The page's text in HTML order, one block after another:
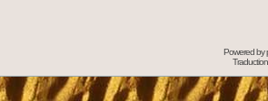
Powered by